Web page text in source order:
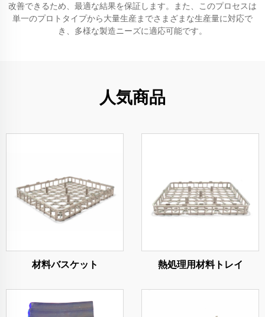
改善できるため、最適な結果を保証します。また、このプロセスは
単一のプロトタイプから大量生産までさまざまな生産量に対応で
き、多様な製造ニーズに適応可能です。
人気商品
材料バスケット 熱処理用材料トレイ